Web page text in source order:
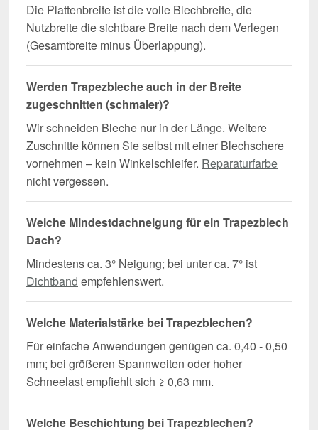
Die Plattenbreite ist die volle Blechbreite, die
Nutzbreite die sichtbare Breite nach dem Verlegen
(Gesamtbreite minus Überlappung).
Werden Trapezbleche auch in der Breite
zugeschnitten (schmaler)?
Wir schneiden Bleche nur in der Länge. Weitere
Zuschnitte können Sie selbst mit einer Blechschere
vornehmen – kein Winkelschleifer. Reparaturfarbe
nicht vergessen.
Welche Mindestdachneigung für ein Trapezblech
Dach?
Mindestens ca. 3° Neigung; bei unter ca. 7° ist
Dichtband empfehlenswert.
Welche Materialstärke bei Trapezblechen?
Für einfache Anwendungen genügen ca. 0,40 - 0,50
mm; bei größeren Spannweiten oder hoher
Schneelast empfiehlt sich ≥ 0,63 mm.
Welche Beschichtung bei Trapezblechen?